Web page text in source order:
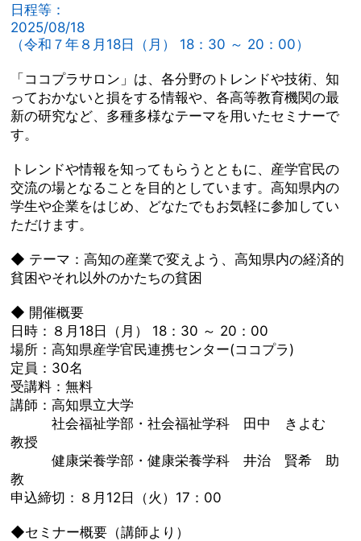
日程等：
2025/08/18
（令和７年８月18日（月） 18：30 ～ 20：00）
「ココプラサロン」は、各分野のトレンドや技術、知
っておかないと損をする情報や、各高等教育機関の最
新の研究など、多種多様なテーマを用いたセミナーで
す。
トレンドや情報を知ってもらうとともに、産学官民の
交流の場となることを目的としています。高知県内の
学生や企業をはじめ、どなたでもお気軽に参加してい
ただけます。
◆ テーマ：高知の産業で変えよう、高知県内の経済的
貧困やそれ以外のかたちの貧困
◆ 開催概要
日時：８月18日（月） 18：30 ～ 20：00
場所：高知県産学官民連携センター(ココプラ)
定員：30名
受講料：無料
講師：高知県立大学
社会福祉学部・社会福祉学科 田中 きよむ
教授
健康栄養学部・健康栄養学科 井治 賢希 助
教
申込締切：８月12日（火）17：00
◆セミナー概要（講師より）